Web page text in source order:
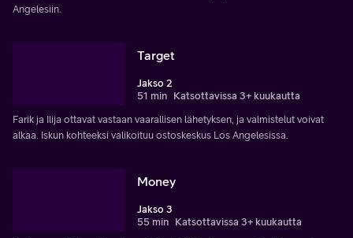
Angelesiin.
Target
Jakso 2
51 min Katsottavissa 3+ kuukautta
Farik ja Ilija ottavat vastaan vaarallisen lähetyksen, ja valmistelut voivat
alkaa. Iskun kohteeksi valikoituu ostoskeskus Los Angelesissa.
Money
Jakso 3
55 min Katsottavissa 3+ kuukautta